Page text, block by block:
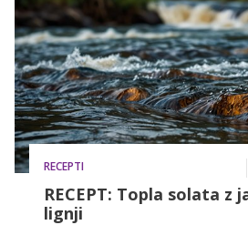
RECEPTI
RECEPT: Topla solata z
lignji